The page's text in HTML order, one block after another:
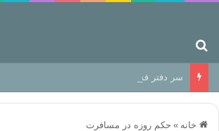
سر دفتر فساد در زمین‌، دوری وکناره‌گیری از
خانه » حکم روزه در مسافرت